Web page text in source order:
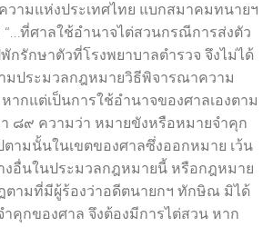
ามแห่งประเทศไทย แบกสมาคมทนายฯ
“…ที่ศาลใช้อำนาจไต่สวนกรณีการส่งตัว
รักษาตัวที่โรงพยาบาลตำรวจ จึงไม่ได้
มประมวลกฎหมายวิธีพิจารณาความ
กแต่เป็นการใช้อำนาจของศาลเองตาม
๘๙ ความว่า หมายขังหรือหมายจำคุก
ตามนั้นในเขตของศาลซึ่งออกหมาย เว้น
งอื่นในประมวลกฎหมายนี้ หรือกฎหมาย
ตามที่มีผู้ร้องว่าอดีตนายกฯ ทักษิณ มิได้
คุกของศาล จึงต้องมีการไต่สวน หาก